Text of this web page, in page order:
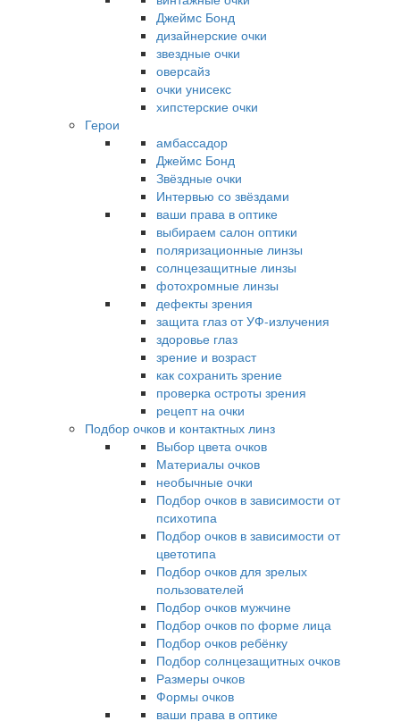
Джеймс Бонд
дизайнерские очки
звездные очки
оверсайз
очки унисекс
хипстерские очки
Герои
амбассадор
Джеймс Бонд
Звёздные очки
Интервью со звёздами
ваши права в оптике
выбираем салон оптики
поляризационные линзы
солнцезащитные линзы
фотохромные линзы
дефекты зрения
защита глаз от УФ-излучения
здоровье глаз
зрение и возраст
как сохранить зрение
проверка остроты зрения
рецепт на очки
Подбор очков и контактных линз
Выбор цвета очков
Материалы очков
необычные очки
Подбор очков в зависимости от
психотипа
Подбор очков в зависимости от
цветотипа
Подбор очков для зрелых
пользователей
Подбор очков мужчине
Подбор очков по форме лица
Подбор очков ребёнку
Подбор солнцезащитных очков
Размеры очков
Формы очков
ваши права в оптике